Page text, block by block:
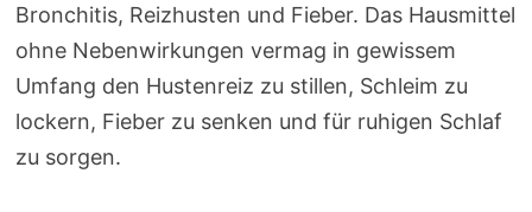
Bronchitis, Reizhusten und Fieber. Das Hausmittel
ohne Nebenwirkungen vermag in gewissem
Umfang den Hustenreiz zu stillen, Schleim zu
lockern, Fieber zu senken und für ruhigen Schlaf
zu sorgen.